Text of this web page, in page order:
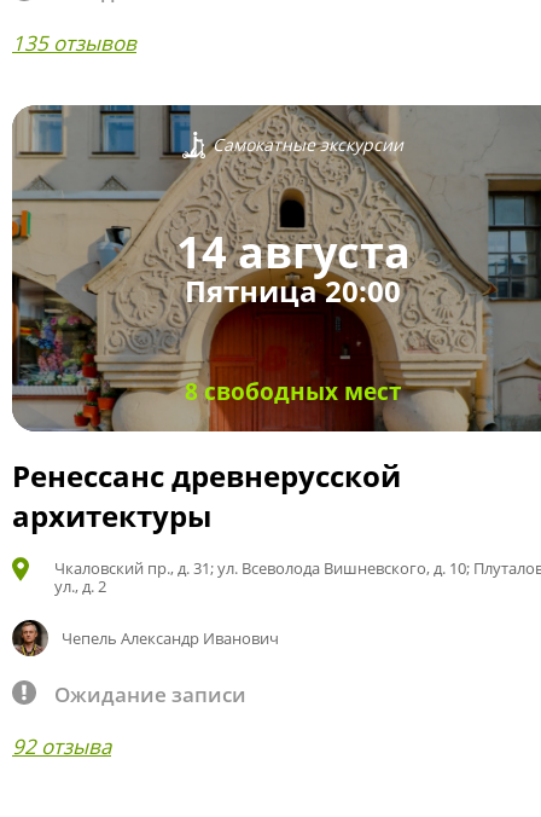
135 отзывов
Самокатные экскурсии
14 августа
Пятница 20:00
8 свободных мест
Ренессанс древнерусской
архитектуры
Чкаловский пр., д. 31; ул. Всеволода Вишневского, д. 10;
ул., д. 2
Чепель Александр Иванович
Ожидание записи
92 отзыва